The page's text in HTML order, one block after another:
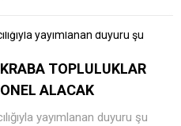
TOPLULUKLAR
ALACAK
yayımlanan duyuru şu